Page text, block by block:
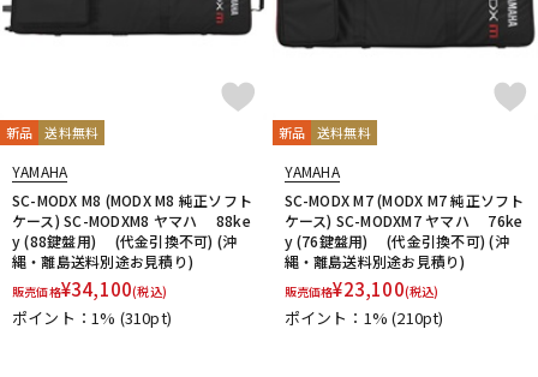
新品 送料無料
YAMAHA
SC-MODX M8 (MODX M8 純正ソフト
ケース) SC-MODXM8 ヤマハ 88ke
y (88鍵盤用) (代金引換不可) (沖
縄・離島送料別途お見積り)
販売価格¥34,100(税込)
ポイント：1% (310pt)
新品 送料無料
YAMAHA
SC-MODX M7 (MODX M7 純正ソフト
ケース) SC-MODXM7 ヤマハ 76ke
y (76鍵盤用) (代金引換不可) (沖
縄・離島送料別途お見積り)
販売価格¥23,100(税込)
ポイント：1%(210pt)